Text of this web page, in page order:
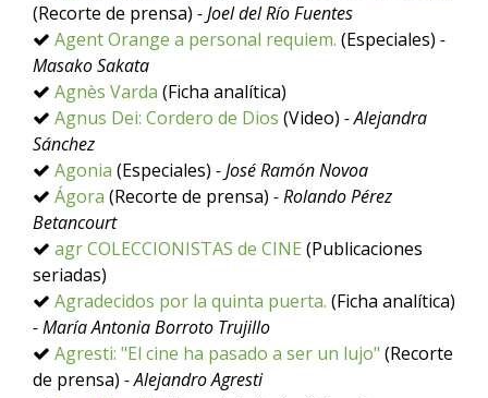
(Recorte de prensa) - Joel del Río Fuentes
Agent Orange a personal requiem. (Especiales) -
Masako Sakata
Agnès Varda (Ficha analítica)
Agnus Dei: Cordero de Dios (Video) - Alejandra
Sánchez
Agonia (Especiales) - José Ramón Novoa
Ágora (Recorte de prensa) - Rolando Pérez
Betancourt
agr COLECCIONISTAS de CINE (Publicaciones
seriadas)
Agradecidos por la quinta puerta. (Ficha analítica)
- María Antonia Borroto Trujillo
Agresti: "El cine ha pasado a ser un lujo" (Recorte
de prensa) - Alejandro Agresti